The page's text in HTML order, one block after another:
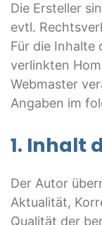
Die Ersteller
evtl.
Für die Inhalte
verlinkten
Webmaster
Angaben im
1. Inhalt
Der Autor
Aktualität,
Qualität der